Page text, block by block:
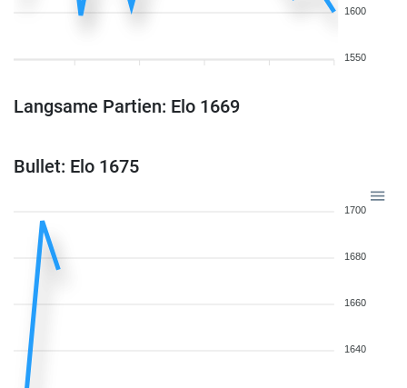
1600
1550
Langsame Partien: Elo 1669
Bullet: Elo 1675
1700
1680
1660
1640